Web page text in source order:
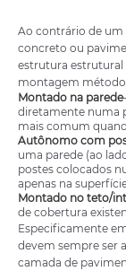
Ao contrário de um
concreto ou
estrutura estrutural
montagem
Montado na parede
diretamente numa
mais comum
Autônomo com
uma parede (ao
postes colocados
apenas na
Montado no teto/
de cobertura
Especificamente
devem sempre ser
camada de